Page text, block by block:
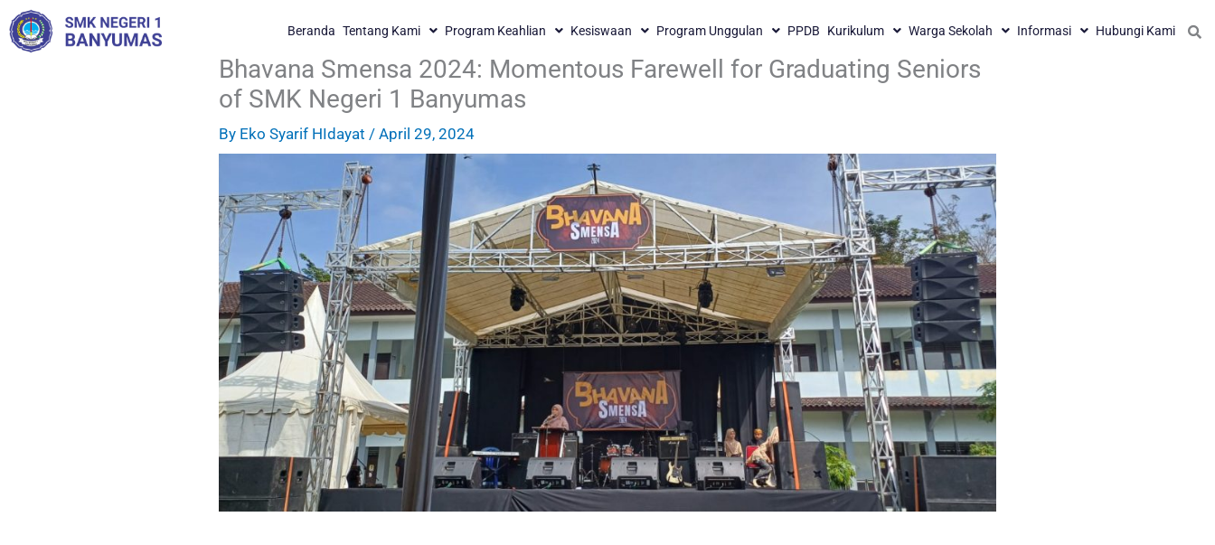
Skip
to
Beranda Tentang Kami Program Keahlian Kesiswaan Program Unggulan PPDB Kurikulum Warga Sekolah Informasi Hubungi Kami
Bhavana Smensa 2024: Momentous Farewell for Graduating Seniors
of SMK Negeri 1 Banyumas
By Eko Syarif HIdayat / April 29, 2024